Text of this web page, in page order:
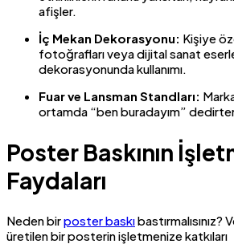
afişler.
İç Mekan Dekorasyonu: Kişiye
fotoğrafları veya dijital sanat
dekorasyonunda kullanımı.
Fuar ve Lansman Standları:
ortamda “ben buradayım”
Poster Baskının
Faydaları
Neden birposter baskı
üretilen bir posterin işletmenize katkıları